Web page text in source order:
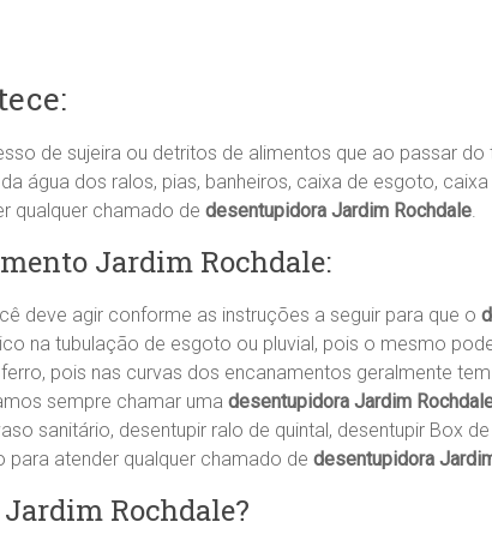
de sujeira ou detritos de alimentos que ao passar
água dos ralos, pias, banheiros, caixa de esgoto,
qualquer chamado de desentupidora Jardim Rochdale.
Jardim Rochdale:
deve agir conforme as instruções a seguir para que o
na tubulação de esgoto ou pluvial, pois o mesmo
pois nas curvas dos encanamentos geralmente
sempre chamar uma desentupidora Jardim
sanitário, desentupir ralo de quintal, desentupir Box
atender qualquer chamado de desentupidora
Rochdale?